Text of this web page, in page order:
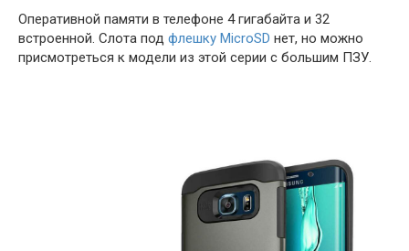
Оперативной памяти в телефоне 4 гигабайта и 32
встроенной. Слота под флешку MicroSD нет, но можно
присмотреться к модели из этой серии с большим ПЗУ.